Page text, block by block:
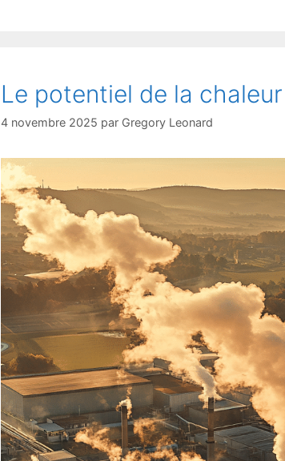
Le potentiel de la
4 novembre 2025 par Gregory Leonard